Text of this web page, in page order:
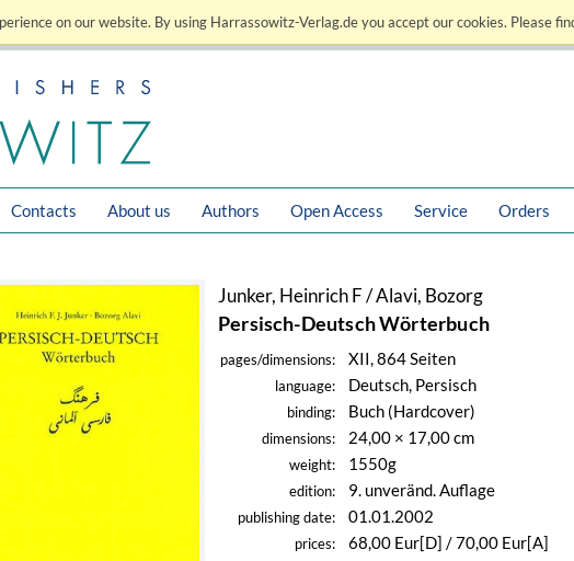
on our website. By using Harrassowitz-Verlag.de you accept our cookies. Please
Contacts About us Authors Open Access Service Orders
Junker, Heinrich F / Alavi, Bozorg
Persisch-Deutsch Wörterbuch
pages/dimensions: XII, 864 Seiten
language: Deutsch, Persisch
binding: Buch (Hardcover)
dimensions: 24,00 × 17,00 cm
weight: 1550g
edition: 9. unveränd. Auflage
publishing date: 01.01.2002
prices: 68,00 Eur[D] / 70,00 Eur[A]